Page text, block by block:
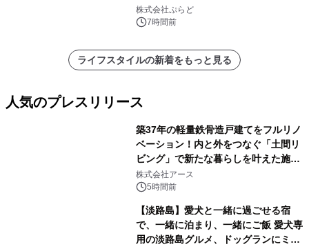
プール グランピングとトレーラーハウ
スの2施設で
株式会社ぷらど
7時間前
ライフスタイルの新着をもっと見る
人気のプレスリリース
築37年の軽量鉄骨造戸建てをフルリノ
ベーション！内と外をつなぐ「土間リ
ビング」で新たな暮らしを叶えた施工
事例を株式会社アースが公開
株式会社アース
5時間前
【淡路島】愛犬と一緒に過ごせる宿
で、一緒に泊まり、一緒にご飯 愛犬専
用の淡路島グルメ、ドッグランにミニ